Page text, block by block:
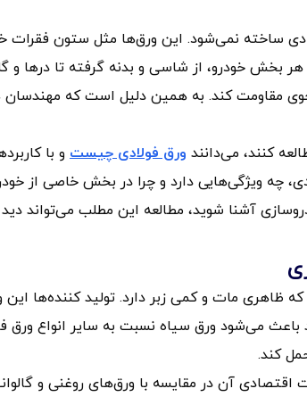
ساخته نمی‌شود. این ورق‌ها مثل ستون فقرات
بخش خودرو، از شاسی و بدنه گرفته تا درها و
جوی مقاومت کند. به همین دلیل است که
کنند، می‌دانند ورق فولادی چیست و با
چه ویژگی‌هایی دارد و چرا در بخش خاصی از
آشنا شوید، مطالعه این مطلب می‌تواند
ظاهری مات و کمی زبر دارد. تولید کننده‌ها این
می‌شود ورق سیاه نسبت به سایر انواع ورق
کند.
آن در مقایسه با ورق‌های روغنی و